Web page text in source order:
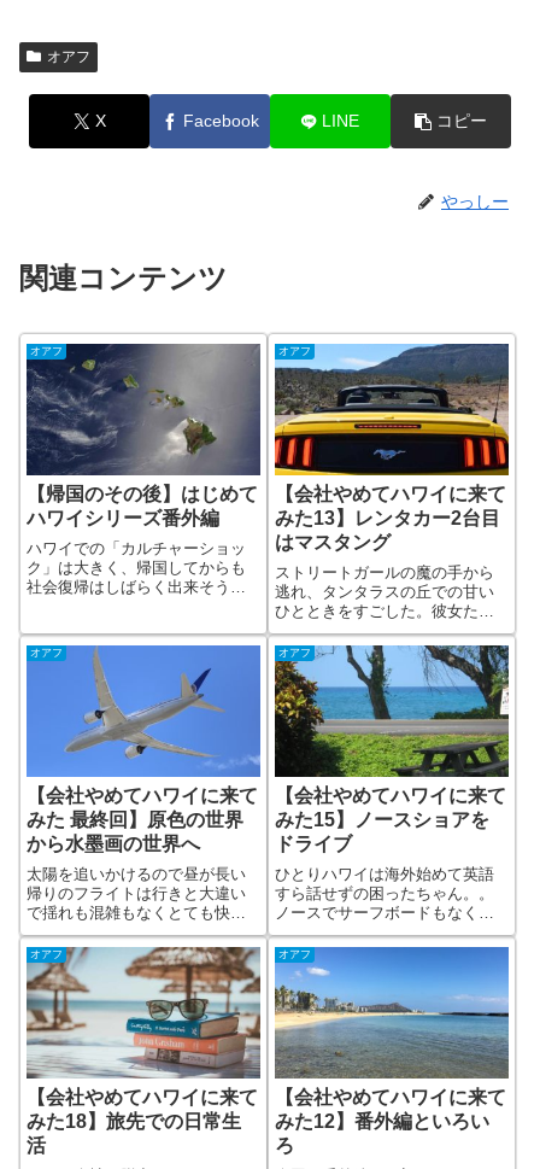
オアフ
X Facebook LINE コピー
やっしー
関連コンテンツ
オアフ
【帰国のその後】はじめて
ハワイシリーズ番外編
ハワイでの「カルチャーショッ
ク」は大きく、帰国してからも
社会復帰はしばらく出来そうも
対する考え方の違い 海と島と
サーフィンの日常 英語能力の
皆無さ などいろいろなのです
オアフ
【会社やめてハワイに来て
みた13】レンタカー2台目
はマスタング
ストリートガールの魔の手から
逃れ、タンタラスの丘での甘い
ひとときをすごした。彼女たち
は先に日本に帰ってしまったけ
ど思い出を残してくれた。レン
タカーのトーラスワゴンを返却
し、つぎは「マスタング」 オ
ープンで電動でトップが開くキ
モチいいクルマ
オアフ
【会社やめてハワイに来て
みた 最終回】原色の世界
から水墨画の世界へ
太陽を追いかけるので昼が長い
帰りのフライトは行きと大違い
で揺れも混雑もなくとても快
適。 指定座席ではない窓際の
席に陣取り、どこまでも続く海
原と雲のつらなりを眺めてい
た。 機内アナウンスが流れ、
靄に包まれた成田空港が近づい
てくる・・
オアフ
【会社やめてハワイに来て
みた15】ノースショアを
ドライブ
ひとりハワイは海外始めて英語
すら話せずの困ったちゃん。。
ノースでサーフボードもなくシ
ュノーケリングもダメなのでマ
スタングでノースを流す・・タ
ウンにはないゆったりズムはい
いもの・・流すだけではつまら
ないから通りから分け入ってみ
るとそこには・・
オアフ
【会社やめてハワイに来て
みた18】旅先での日常生
活
オアフ
【会社やめてハワイに来て
みた12】番外編といろい
ろ